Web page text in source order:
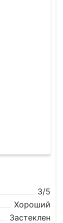
3/5
Хороший
Застеклен